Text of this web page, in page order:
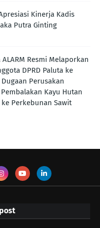
Kinerja Kadis
Putra Ginting
Resmi Melaporkan
DPRD Paluta ke
Perusakan
Kayu Hutan
Perkebunan Sawit